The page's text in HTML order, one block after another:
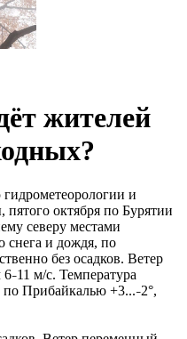
жителей
и
октября по Бурятии
северу местами
снега и дождя, по
без осадков. Ветер
6–11 м/с. Температура
по Прибайкалью +3...–2°,